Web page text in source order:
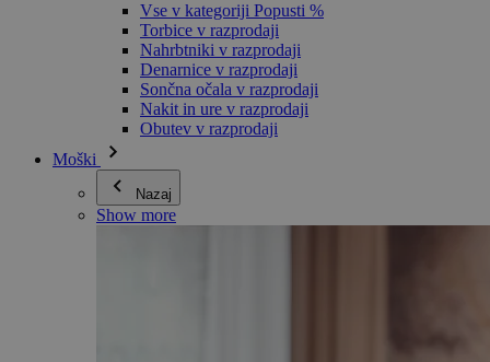
Vse v kategoriji Popusti %
Torbice v razprodaji
Nahrbtniki v razprodaji
Denarnice v razprodaji
Sončna očala v razprodaji
Nakit in ure v razprodaji
Obutev v razprodaji
Moški
Nazaj
Show more